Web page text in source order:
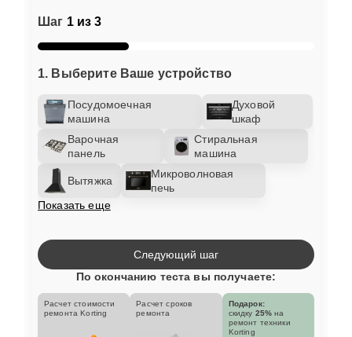
Шаг 1 из 3
1. Выберите Ваше устройство
Посудомоечная
машина
Духовой
шкаф
Варочная
панель
Стиральная
машина
Вытяжка
Микроволновая
печь
Показать еще
Следующий шаг
По окончанию теста вы получаете:
Расчет стоимости
ремонта Korting
Расчет сроков
ремонта
Подарок:
скидку 25% на
ремонт техники
Korting